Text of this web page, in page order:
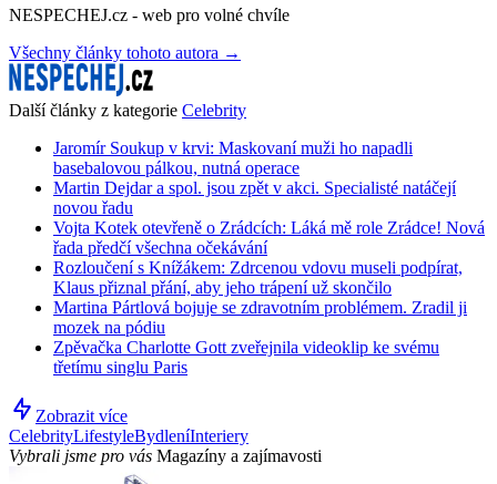
NESPECHEJ.cz - web pro volné chvíle
Všechny články tohoto autora →
Další články z kategorie Celebrity
Jaromír Soukup v krvi: Maskovaní muži ho napadli
basebalovou pálkou, nutná operace
Martin Dejdar a spol. jsou zpět v akci. Specialisté natáčejí
novou řadu
Vojta Kotek otevřeně o Zrádcích: Láká mě role Zrádce! Nová
řada předčí všechna očekávání
Rozloučení s Knížákem: Zdrcenou vdovu museli podpírat,
Klaus přiznal přání, aby jeho trápení už skončilo
Martina Pártlová bojuje se zdravotním problémem. Zradil ji
mozek na pódiu
Zpěvačka Charlotte Gott zveřejnila videoklip ke svému
třetímu singlu Paris
Zobrazit více
CelebrityLifestyleBydleníInteriery
Vybrali jsme pro vás Magazíny a zajímavosti